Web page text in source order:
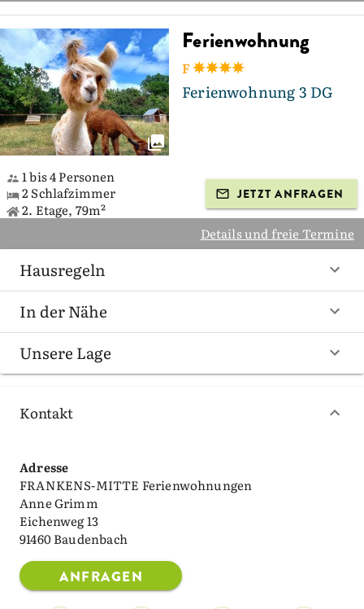
Ferienwohnung
F
Ferienwohnung 3 DG
1 bis 4 Personen
2 Schlafzimmer
2. Etage, 79m²
JETZT ANFRAGEN
Details und freie Termine
Hausregeln
In der Nähe
Unsere Lage
Kontakt
Adresse
FRANKENS-MITTE Ferienwohnungen
Anne Grimm
Eichenweg 13
91460 Baudenbach
ANFRAGEN